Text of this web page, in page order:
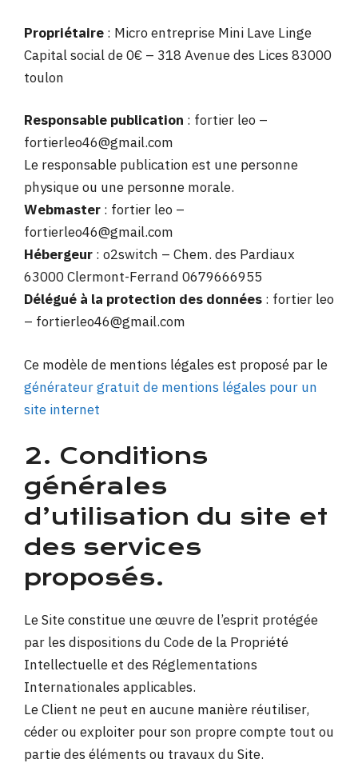
Propriétaire : Micro entreprise Mini Lave Linge
Capital social de 0€ – 318 Avenue des Lices 83000
toulon
Responsable publication : fortier leo –
fortierleo46@gmail.com
Le responsable publication est une personne
physique ou une personne morale.
Webmaster : fortier leo –
fortierleo46@gmail.com
Hébergeur : o2switch – Chem. des Pardiaux
63000 Clermont-Ferrand 0679666955
Délégué à la protection des données : fortier leo
– fortierleo46@gmail.com
Ce modèle de mentions légales est proposé par le
générateur gratuit de mentions légales pour un
site internet
2. Conditions
générales
d’utilisation du site et
des services
proposés.
Le Site constitue une œuvre de l’esprit protégée
par les dispositions du Code de la Propriété
Intellectuelle et des Réglementations
Internationales applicables.
Le Client ne peut en aucune manière réutiliser,
céder ou exploiter pour son propre compte tout ou
partie des éléments ou travaux du Site.